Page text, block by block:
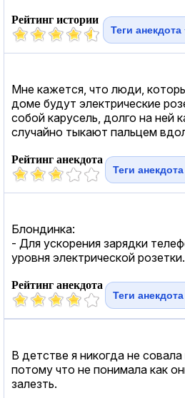
Рейтинг истории
Теги анекдота
Мне кажется, что люди,
доме будут электрические
собой карусель, долго на ней
случайно тыкают пальцем
Рейтинг анекдота
Теги анекдота
Блондинка:
- Для ускорения зарядки
уровня электрической розетки.
Рейтинг анекдота
Теги анекдота
В детстве я никогда не совала
потому что не понимала как
залезть.